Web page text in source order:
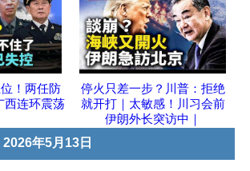
！两任防
西连环震荡
停火只差一步？川普：拒绝
就开打｜太敏感！川习会前
伊朗外长突访中｜
2026年5月13日